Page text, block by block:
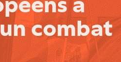
combat